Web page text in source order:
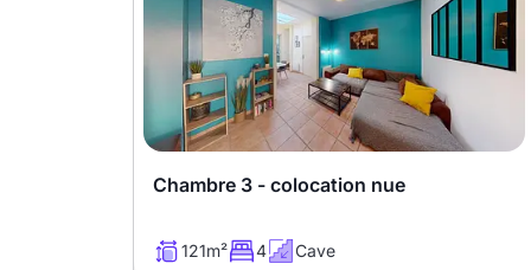
Chambre 3 - colocation nue
121m² 4 Cave